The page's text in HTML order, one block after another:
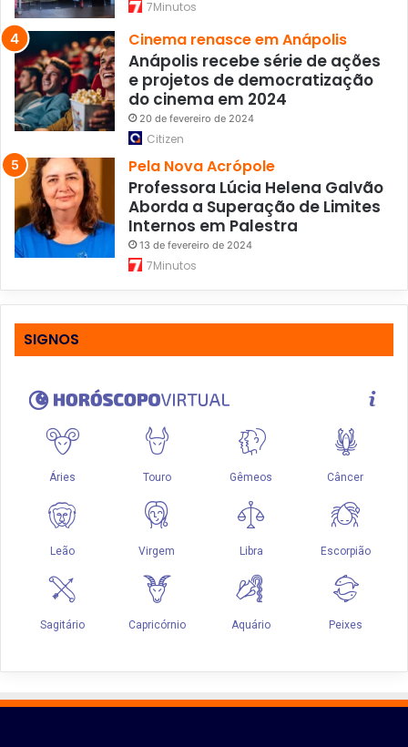
N
S
S
7Minutos
Cinema renasce em Anápolis
Anápolis recebe série de ações
e projetos de democratização
do cinema em 2024
20 de fevereiro de 2024
Citizen
Pela Nova Acrópole
Professora Lúcia Helena Galvão
Aborda a Superação de Limites
Internos em Palestra
13 de fevereiro de 2024
7Minutos
SIGNOS